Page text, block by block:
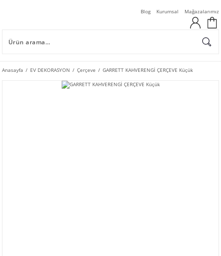
Blog Kurumsal Mağazalarımız
Anasayfa EV DEKORASYON Çerçeve GARRETT KAHVERENGİ ÇERÇEVE Küçük